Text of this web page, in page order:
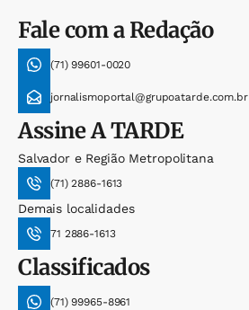
Fale com a Redação
(71) 99601-0020
jornalismoportal@grupoatarde.com.br
AssineA TARDE
Salvador e Região Metropolitana
(71) 2886-1613
Demais localidades
71 2886-1613
Classificados
(71) 99965-8961